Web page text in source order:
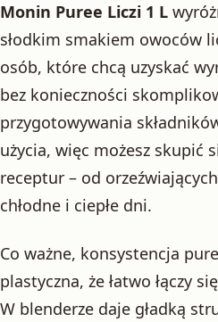
Monin Puree Liczi 1 L
słodkim smakiem owoców
osób, które chcą uzyskać
bez konieczności
przygotowywania
użycia, więc możesz skupić
receptur – od
chłodne i ciepłe dni.
Co ważne, konsystencja
plastyczna, że łatwo łączy
W blenderze daje gładką